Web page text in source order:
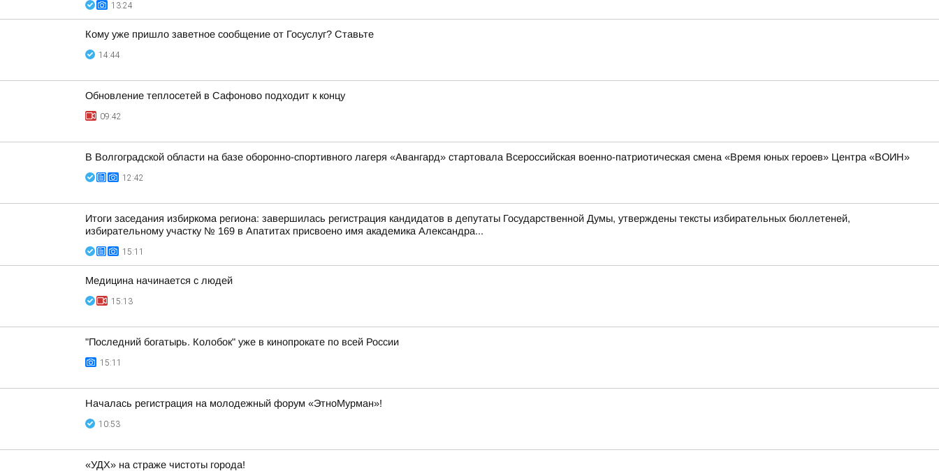
13:24
Кому уже пришло заветное сообщение от Госуслуг? Ставьте
14:44
Обновление теплосетей в Сафоново подходит к концу
09:42
В Волгоградской области на базе оборонно-спортивного лагеря «Авангард» стартовала Всероссийская военно-патриотическая смена «Время юных героев» Центра «ВОИН»
12:42
Итоги заседания избиркома региона: завершилась регистрация кандидатов в депутаты Государственной Думы, утверждены тексты избирательных бюллетеней,
избирательному участку № 169 в Апатитах присвоено имя академика Александра...
15:11
Медицина начинается с людей
15:13
"Последний богатырь. Колобок" уже в кинопрокате по всей России
15:11
Началась регистрация на молодежный форум «ЭтноМурман»!
10:53
«УДХ» на страже чистоты города!